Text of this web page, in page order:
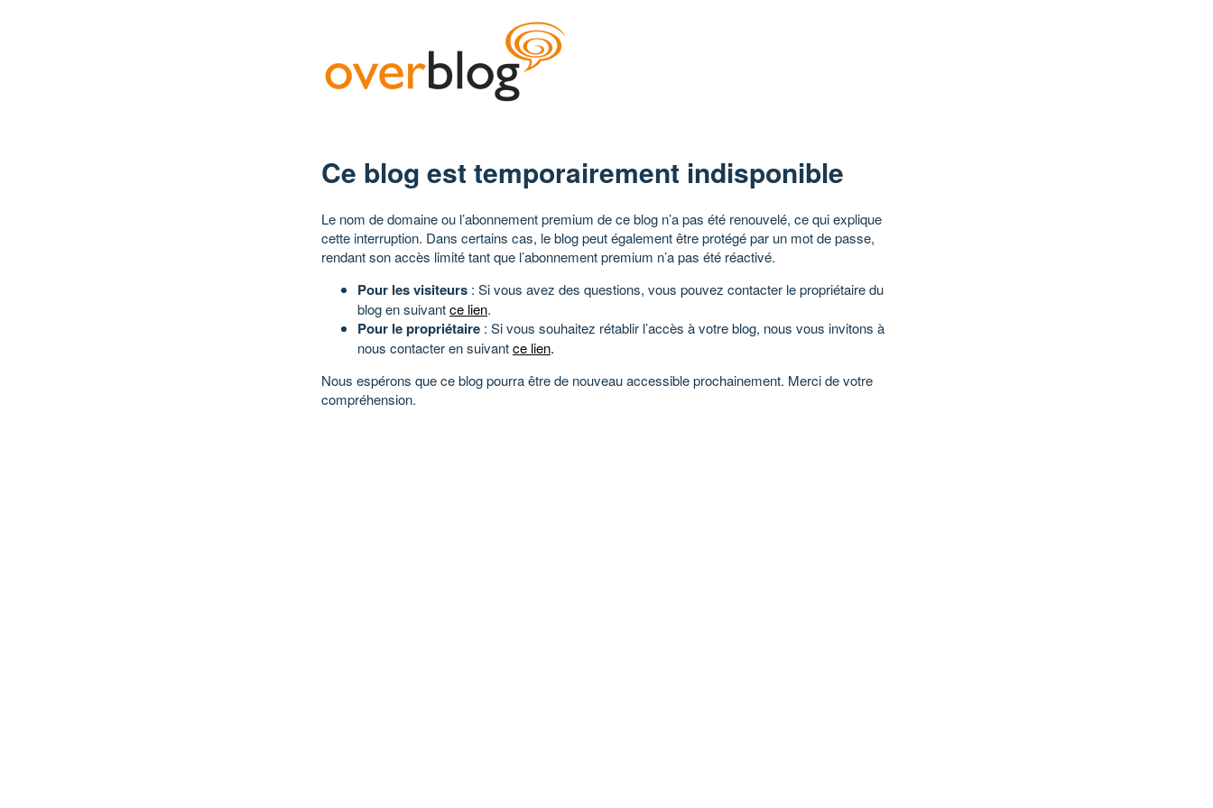
Ce blog est temporairement indisponible
Le nom de domaine ou l’abonnement premium de ce blog n’a pas été renouvelé, ce qui explique
cette interruption. Dans certains cas, le blog peut également être protégé par un mot de passe,
rendant son accès limité tant que l’abonnement premium n’a pas été réactivé.
Pour les visiteurs : Si vous avez des questions, vous pouvez contacter le propriétaire du
blog en suivantce lien.
Pour le propriétaire : Si vous souhaitez rétablir l’accès à votre blog, nous vous invitons à
nous contacter en suivantce lien.
Nous espérons que ce blog pourra être de nouveau accessible prochainement. Merci de votre
compréhension.